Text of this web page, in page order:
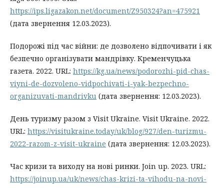
https://ips.ligazakon.net/document/Z950324?an=475921
(дата звернення 12.03.2023).
Подорожі під час війни: де дозволено відпочивати і як
безпечно організувати мандрівку. Кременчуцька
газета. 2022. URL: https://kg.ua/news/podorozhi-pid-chas-
viyni-de-dozvoleno-vidpochivati-i-yak-bezpechno-
organizuvati-mandrivku (дата звернення: 12.03.2023).
День туризму разом з Visit Ukraine. Visit Ukraine. 2022.
URL: https://visitukraine.today/uk/blog/927/den-turizmu-
2022-razom-z-visit-ukraine (дата звернення: 12.03.2023).
Час кризи та виходу на нові ринки. Join up. 2023. URL:
https://joinup.ua/uk/news/chas-krizi-ta-vihodu-na-novi-